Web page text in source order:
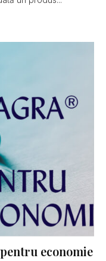
economie